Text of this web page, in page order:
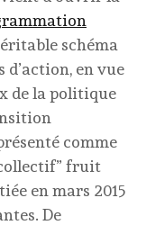
schéma
en vue
de la politique
comme
fruit
en mars 2015
De